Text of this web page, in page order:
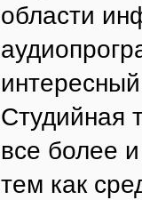
области
Студийная
все более
тем как